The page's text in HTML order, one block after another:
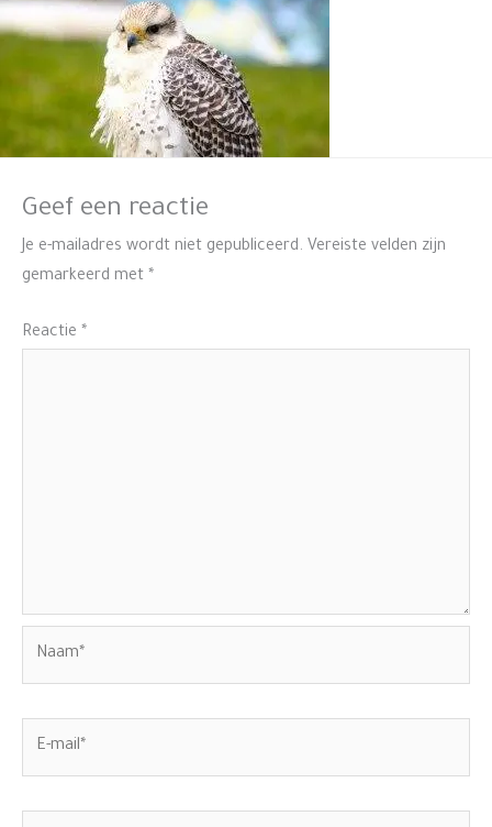
Geef een reactie
Je e-mailadres wordt niet gepubliceerd. Vereiste velden zijn
gemarkeerd met *
Reactie *